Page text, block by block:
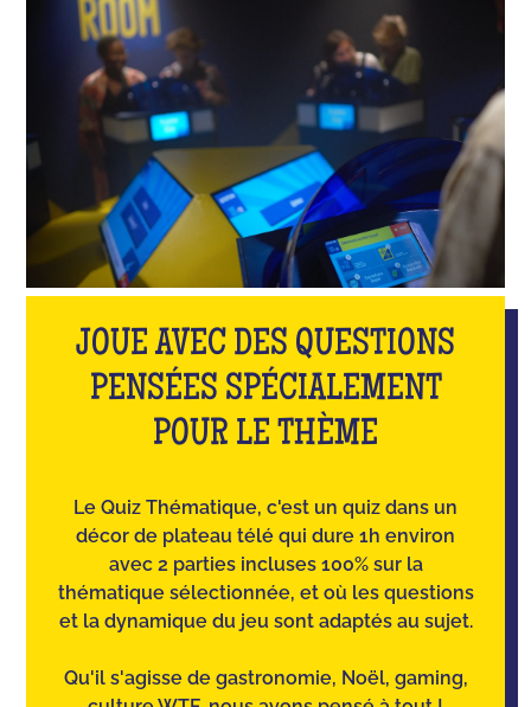
JOUE AVEC DES QUESTIONS
PENSÉES SPÉCIALEMENT
POUR LE THÈME
Le Quiz Thématique, c'est un quiz dans un
décor de plateau télé qui dure 1h environ
avec 2 parties incluses 100% sur la
thématique sélectionnée, et où les questions
et la dynamique du jeu sont adaptés au sujet.
Qu'il s'agisse de gastronomie, Noël, gaming,